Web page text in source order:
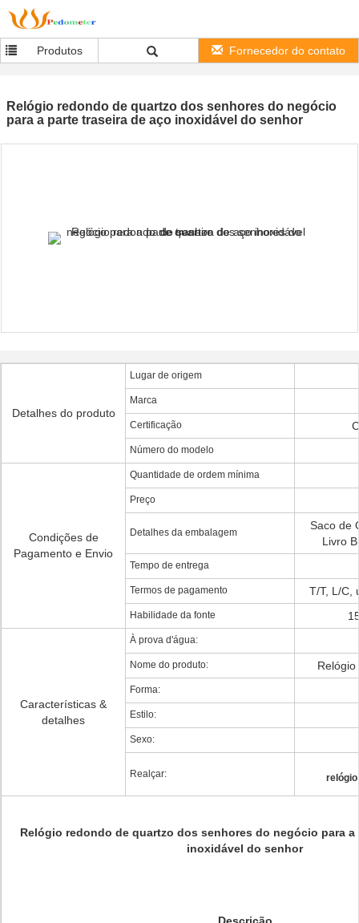
Produtos Fornecedor do contato
Relógio redondo de quartzo dos senhores do negócio
para a parte traseira de aço inoxidável do senhor
Detalhes do produto
Lugar de origem
Marca
Certificação
Número do modelo
Condições de
Pagamento e Envio
Quantidade de ordem mínima
Preço
Detalhes da embalagem
Saco de
Livro
Tempo de entrega
Termos de pagamento T/T, L/C,
Habilidade da fonte
Características &
detalhes
À prova d'água:
Nome do produto:
Forma:
Estilo:
Sexo:
Realçar:
Relógio redondo de quartzo dos senhores do negócio para a
inoxidável do senhor